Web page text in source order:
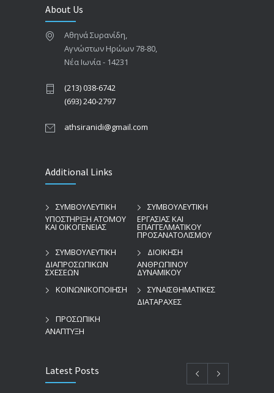
About Us
Αθηνά Συρανίδη,
Αγνώστων Ηρώων 78-80,
Νέα Ιωνία - 14231
(213) 038-6742
(693) 240-2797
athsiranidi@gmail.com
Additional Links
ΣΥΜΒΟΥΛΕΥΤΙΚΗ
ΥΠΟΣΤΗΡΙΞΗ ΑΤΟΜΟΥ
ΚΑΙ ΟΙΚΟΓΕΝΕΙΑΣ
ΣΥΜΒΟΥΛΕΥΤΙΚΗ
ΕΡΓΑΣΙΑΣ ΚΑΙ
ΕΠΑΓΓΕΛΜΑΤΙΚΟΥ
ΠΡΟΣΑΝΑΤΟΛΙΣΜΟΥ
ΣΥΜΒΟΥΛΕΥΤΙΚΗ
ΔΙΑΠΡΟΣΩΠΙΚΩΝ
ΣΧΕΣΕΩΝ
ΔΙΟΙΚΗΣΗ
ΑΝΘΡΩΠΙΝΟΥ
ΔΥΝΑΜΙΚΟΥ
ΚΟΙΝΩΝΙΚΟΠΟΙΗΣΗ
ΣΥΝΑΙΣΘΗΜΑΤΙΚΕΣ
ΔΙΑΤΑΡΑΧΕΣ
ΠΡΟΣΩΠΙΚΗ
ΑΝΑΠΤΥΞΗ
Latest Posts